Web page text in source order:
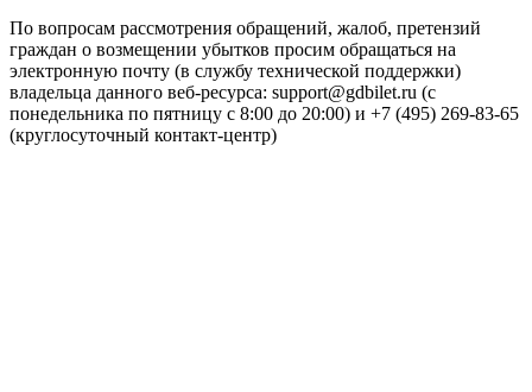
По вопросам рассмотрения обращений, жалоб, претензий
граждан о возмещении убытков просим обращаться на
электронную почту (в службу технической поддержки)
владельца данного веб-ресурса: support@gdbilet.ru (с
понедельника по пятницу с 8:00 до 20:00) и +7 (495) 269-83-65
(круглосуточный контакт-центр)